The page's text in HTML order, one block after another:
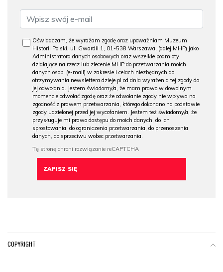
Oświadczam, że wyrażam zgodę oraz upoważniam Muzeum
Historii Polski, ul. Gwardii 1, 01-538 Warszawa, (dalej MHP) jako
Administratora danych osobowych oraz wszelkie podmioty
działające na rzecz lub zlecenie MHP do przetwarzania moich
danych osob. (e-mail) w zakresie i celach niezbędnych do
otrzymywania newslettera dzieje.pl od dnia wyrażenia tej zgody do
jej odwołania. Jestem świadomy/a, że mam prawo w dowolnym
momencie odwołać zgodę oraz że odwołanie zgody nie wpływa na
zgodność z prawem przetwarzania, którego dokonano na podstawie
zgody udzielonej przed jej wycofaniem. Jestem też świadomy/a, że
przysługuje mi prawo dostępu do moich danych, do ich
sprostowania, do ograniczenia przetwarzania, do przenoszenia
danych, do sprzeciwu wobec przetwarzania.
COPYRIGHT